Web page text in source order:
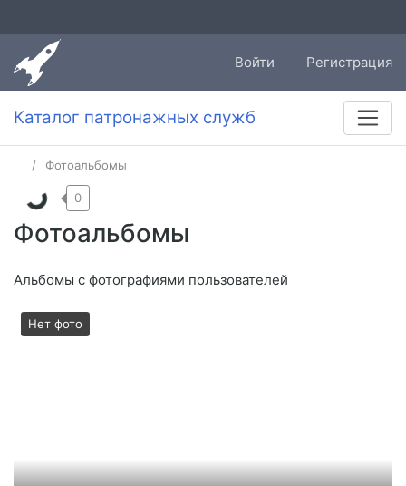
Войти Регистрация
Каталог патронажных служб
Фотоальбомы
Фотоальбомы
0
Альбомы с фотографиями пользователей
Нет фото